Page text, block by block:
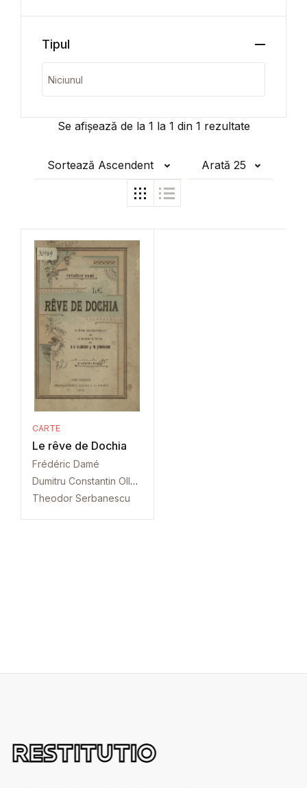
Se afișează de la 1 la 1 din 1 rezultate
Sortează Ascendent Arată 25
CARTE
Le rêve de Dochia
Frédéric Damé
Dumitru Constantin Ollanescu
Theodor Serbanescu
Tipul